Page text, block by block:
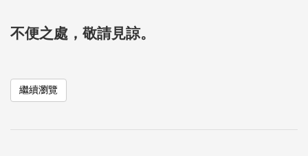
不便之處，敬請見諒。
繼續瀏覽